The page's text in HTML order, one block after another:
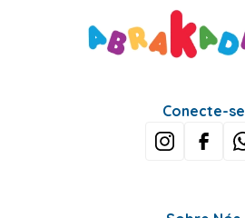
Conecte-se